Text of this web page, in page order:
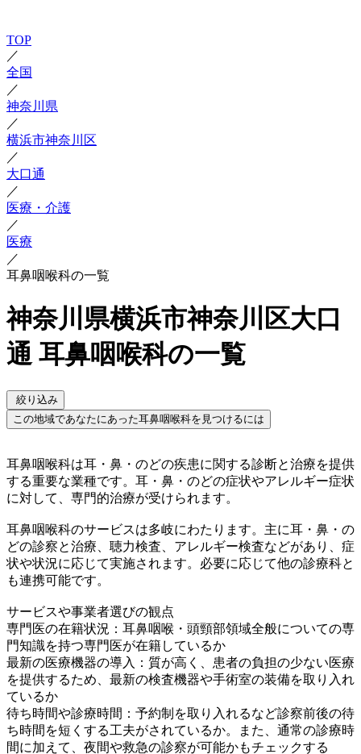
TOP
／
全国
／
神奈川県
／
横浜市神奈川区
／
大口通
／
医療・介護
／
医療
／
耳鼻咽喉科の一覧
神奈川県横浜市神奈川区大口
通 耳鼻咽喉科の一覧
絞り込み
この地域であなたにあった耳鼻咽喉科を見つけるには
耳鼻咽喉科は耳・鼻・のどの疾患に関する診断と治療を提供
する重要な業種です。耳・鼻・のどの症状やアレルギー症状
に対して、専門的治療が受けられます。
耳鼻咽喉科のサービスは多岐にわたります。主に耳・鼻・の
どの診察と治療、聴力検査、アレルギー検査などがあり、症
状や状況に応じて実施されます。必要に応じて他の診療科と
も連携可能です。
サービスや事業者選びの観点
専門医の在籍状況：耳鼻咽喉・頭頸部領域全般についての専
門知識を持つ専門医が在籍しているか
最新の医療機器の導入：質が高く、患者の負担の少ない医療
を提供するため、最新の検査機器や手術室の装備を取り入れ
ているか
待ち時間や診療時間：予約制を取り入れるなど診察前後の待
ち時間を短くする工夫がされているか。また、通常の診療時
間に加えて、夜間や救急の診察が可能かもチェックする